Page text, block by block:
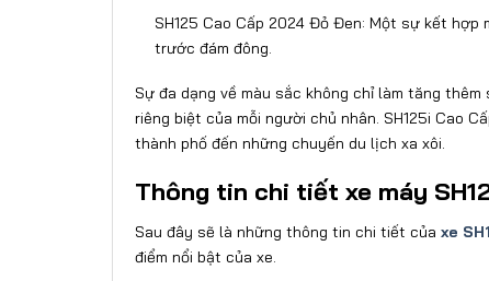
SH125 Cao Cấp 2024 Đỏ Đen: Một sự kết hợp
trước đám đông.
Sự đa dạng về màu sắc không chỉ làm tăng
riêng biệt của mỗi người chủ nhân. SH125i Cao
thành phố đến những chuyến du lịch xa xôi.
Thông tin chi tiết xe máy
Sau đây sẽ là những thông tin chi tiết của xe
điểm nổi bật của xe.